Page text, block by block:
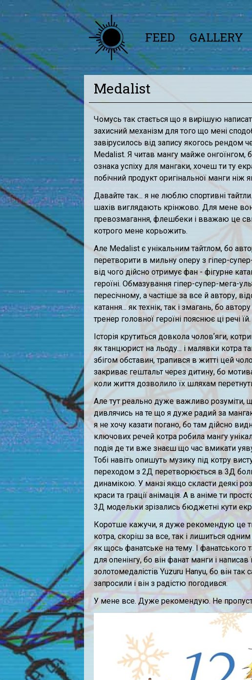
FEED GALLERY
Medalist
Чомусь так стається що я вирішую
захисний механізм для того що мені
завірусилось від запису якогось рендом
Medalist. Я читав мангу майже онгоїнгом,
ознака успіху для мангаки, хочеш ти ту
побічний продукт оригінальної манги
Давайте так... я не люблю спортивні
шахів виглядають крінжово. Для мене
превозмагання, флешбеки і вважаю це
котрого мене корьожить.
Але Medalist є унікальним тайтлом, бо
перетворити в мильну оперу з гіпер-
від чого дійсно отримує фан - фігурне
героїні. Обмазування гіпер-супер-мега-
пересічному, а частіше за все й автору,
катання... як технік, так і змагань, бо
тренер головної героїні пояснює ці речі їй.
Історія крутиться довкола чоловʼяги,
як танцюрист на льоду... і малявки котра
збігом обставин, трапився в житті цей
закриває гештальт через дитину, бо
коли життя дозволило їх шляхам
Але тут реально дуже важливо розуміти,
дивлячись на те що я дуже радий за
я не хочу казати погано, бо там дійсно
ключових речей котра робила мангу
подія де ти вже знаєш що час вмикати
Тобі навіть опишуть музику під котру
переходом з 2Д перетворюється в 3Д
динамікою. У манзі якщо скласти деякі
краси та грації анімація. А в аніме ти
3Д модельки зрізались бюджетні кути
Коротше кажучи, я дуже рекомендую це
котра, скоріш за все, так і лишиться
як щось фанатське на тему. І
для опенінгу, бо він фанат манги і
золотомедалістів Yuzuru Hanyu, бо він
запросили і він з радістю погодився.
У мене все. Дуже рекомендую. Не